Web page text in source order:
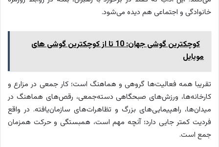
خانوادگی و اجتماعی هم دیده می‌شود.
کوچکترین گوشی جهان: 10 تا از کوچکترین گوشی های
موبایل
تقریبا همه فعالیت‌ها گروهی و هماهنگ است؛ کار جمعی در مزارع و
کارخانه‌ها، ورزش‌های صبحگاهی دسته‌جمعی، رقص‌های هماهنگ در
میدان‌ها، راهپیمایی‌های بزرگ و تظاهرات‌های سازمان‌یافته. در واقع
فردیت کمتر جایی دارد؛ آنچه مهم است، همبستگی و حرکت همزمان
جمع است.